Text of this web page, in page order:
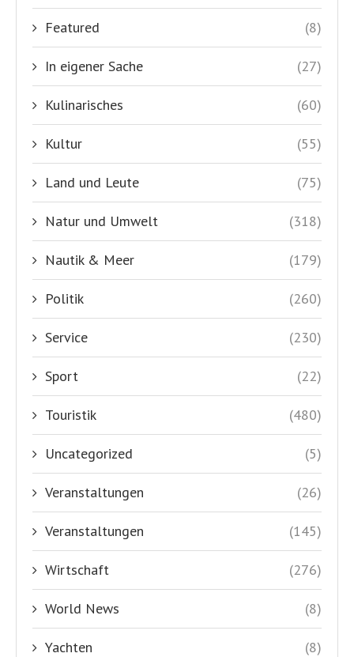
Featured (8)
In eigener Sache (27)
Kulinarisches (60)
Kultur (55)
Land und Leute (75)
Natur und Umwelt (318)
Nautik & Meer (179)
Politik (260)
Service (230)
Sport (22)
Touristik (480)
Uncategorized (5)
Veranstaltungen (26)
Veranstaltungen (145)
Wirtschaft (276)
World News (8)
Yachten (8)